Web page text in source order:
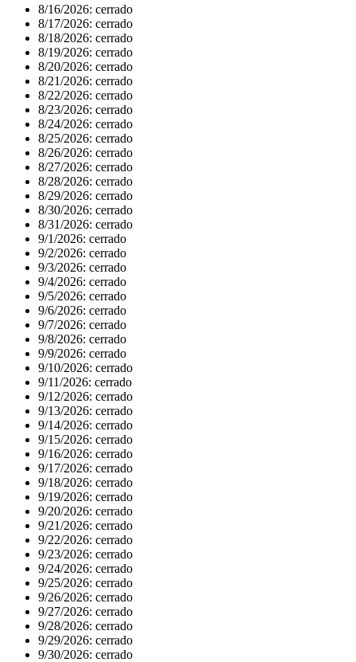
8/16/2026: cerrado
8/17/2026: cerrado
8/18/2026: cerrado
8/19/2026: cerrado
8/20/2026: cerrado
8/21/2026: cerrado
8/22/2026: cerrado
8/23/2026: cerrado
8/24/2026: cerrado
8/25/2026: cerrado
8/26/2026: cerrado
8/27/2026: cerrado
8/28/2026: cerrado
8/29/2026: cerrado
8/30/2026: cerrado
8/31/2026: cerrado
9/1/2026: cerrado
9/2/2026: cerrado
9/3/2026: cerrado
9/4/2026: cerrado
9/5/2026: cerrado
9/6/2026: cerrado
9/7/2026: cerrado
9/8/2026: cerrado
9/9/2026: cerrado
9/10/2026: cerrado
9/11/2026: cerrado
9/12/2026: cerrado
9/13/2026: cerrado
9/14/2026: cerrado
9/15/2026: cerrado
9/16/2026: cerrado
9/17/2026: cerrado
9/18/2026: cerrado
9/19/2026: cerrado
9/20/2026: cerrado
9/21/2026: cerrado
9/22/2026: cerrado
9/23/2026: cerrado
9/24/2026: cerrado
9/25/2026: cerrado
9/26/2026: cerrado
9/27/2026: cerrado
9/28/2026: cerrado
9/29/2026: cerrado
9/30/2026: cerrado